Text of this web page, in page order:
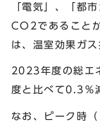
「電気」、「都
CO 2 であること
は、温室効果ガ
2023年度の総エ
度と比べて0.3％
なお、ピーク時